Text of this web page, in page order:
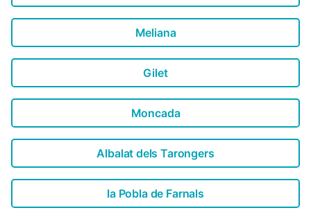
Meliana
Gilet
Moncada
Albalat dels Tarongers
la Pobla de Farnals